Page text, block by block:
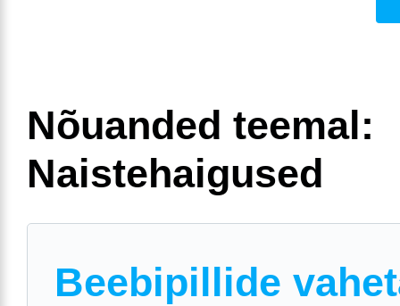
Nõuanded teemal:
Naistehaigused
Beebipillide